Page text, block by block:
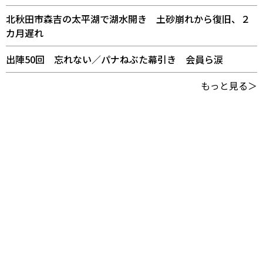
北秋田市森吉の太平湖で湖水開き 土砂崩れから復旧、２
カ月遅れ
出陣50回 忘れない／パナねぶた幕引き 会員ら涙
もっと見る＞